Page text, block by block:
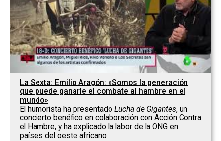
La Sexta: Emilio Aragón: «Somos la generación
que puede ganarle el combate al hambre en el
mundo»
El humorista ha presentado Lucha de Gigantes, un
concierto benéfico en colaboración con Acción Contra
el Hambre, y ha explicado la labor de la ONG en
países del oeste africano